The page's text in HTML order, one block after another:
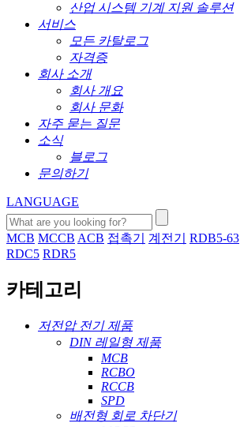
산업 시스템 기계 지원 솔루션
서비스
모든 카탈로그
자격증
회사 소개
회사 개요
회사 문화
자주 묻는 질문
소식
블로그
문의하기
LANGUAGE
MCB MCCB ACB 접촉기 계전기 RDB5-63
RDC5 RDR5
카테고리
저전압 전기 제품
DIN 레일형 제품
MCB
RCBO
RCCB
SPD
배전형 회로 차단기